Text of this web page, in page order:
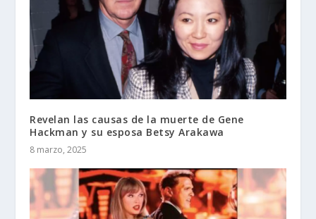
Revelan las causas de la muerte de Gene
Hackman y su esposa Betsy Arakawa
8 marzo, 2025